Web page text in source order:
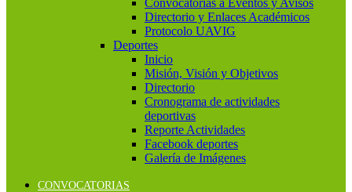
Convocatorias a Eventos y Avisos
Directorio y Enlaces Académicos
Protocolo UAVIG
Deportes
Inicio
Misión, Visión y Objetivos
Directorio
Cronograma de actividades
deportivas
Reporte Actividades
Facebook deportes
Galería de Imágenes
CONVOCATORIAS